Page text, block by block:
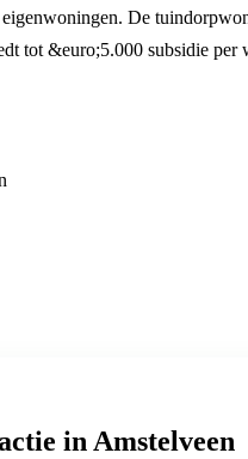
De
tot &euro;5.000 subsidie
in Amstelveen